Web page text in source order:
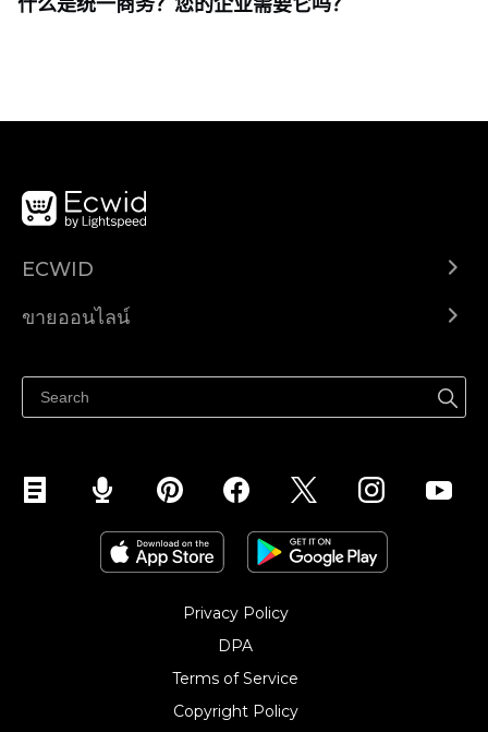
ECWID
ราคา
ขายออนไลน์
ขายบนเฟสบุ๊ค
Privacy Policy
DPA
Terms of Service
Copyright Policy‎